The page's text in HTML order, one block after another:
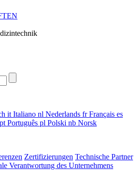
it Italiano nl Nederlands frFrançais es
pt Português pl Polski nb Norsk
Zertifizierungen Technische Partner
Verantwortung des Unternehmens